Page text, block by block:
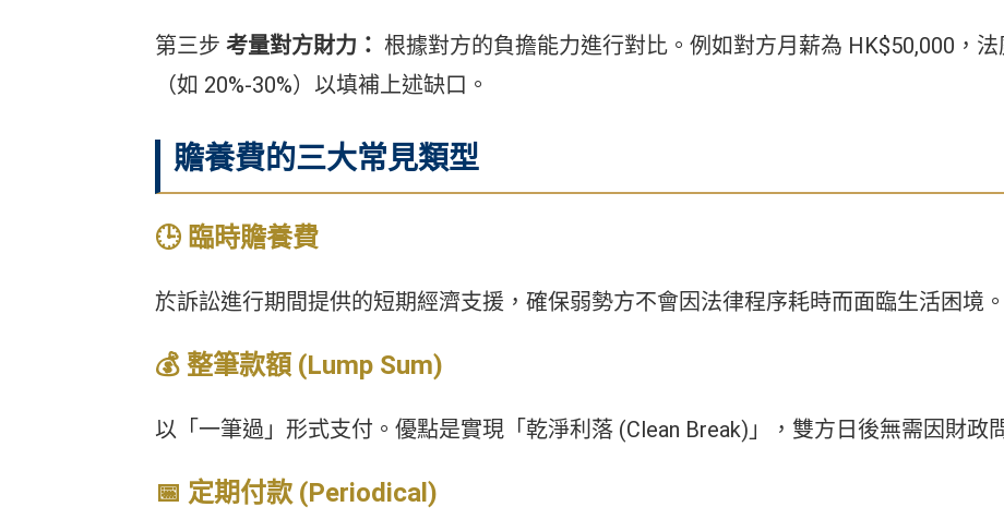
第三步 考量對方財力： 根據對方的負擔能力進行對比。例如對方月薪為 HK$50,000，
（如 20%-30%）以填補上述缺口。
贍養費的三大常見類型
🕒 臨時贍養費
於訴訟進行期間提供的短期經濟支援，確保弱勢方不會因法律程序耗時而面臨生活困境。
💰 整筆款額 (Lump Sum)
以「一筆過」形式支付。優點是實現「乾淨利落 (Clean Break)」，雙方日後無需因財政
📅 定期付款 (Periodical)